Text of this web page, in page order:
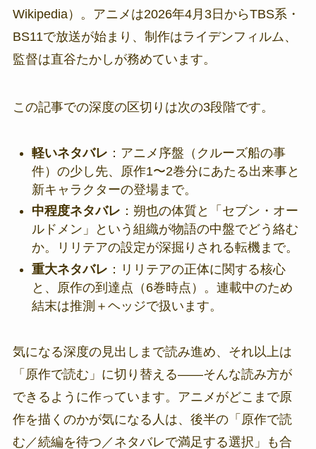
Wikipedia）。アニメは2026年4月3日からTBS系・
BS11で放送が始まり、制作はライデンフィルム、
監督は直谷たかしが務めています。
この記事での深度の区切りは次の3段階です。
軽いネタバレ ：アニメ序盤（クルーズ船の事
件）の少し先、原作1〜2巻分にあたる出来事と
新キャラクターの登場まで。
中程度ネタバレ ：朔也の体質と「セブン・オー
ルドメン」という組織が物語の中盤でどう絡む
か。リリテアの設定が深掘りされる転機まで。
重大ネタバレ ：リリテアの正体に関する核心
と、原作の到達点（6巻時点）。連載中のため
結末は推測＋ヘッジで扱います。
気になる深度の見出しまで読み進め、それ以上は
「原作で読む」に切り替える――そんな読み方が
できるように作っています。アニメがどこまで原
作を描くのかが気になる人は、後半の「原作で読
む／続編を待つ／ネタバレで満足する選択」も合